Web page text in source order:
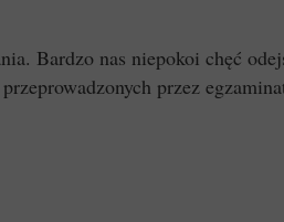
Bardzo nas niepokoi chęć
przez